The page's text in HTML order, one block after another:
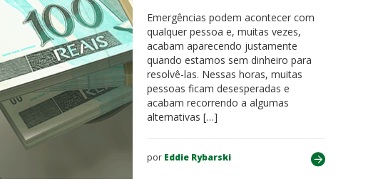
Emergências podem acontecer com
qualquer pessoa e, muitas vezes,
acabam aparecendo justamente
quando estamos sem dinheiro para
resolvê-las. Nessas horas, muitas
pessoas ficam desesperadas e
acabam recorrendo a algumas
alternativas […]
por Eddie Rybarski